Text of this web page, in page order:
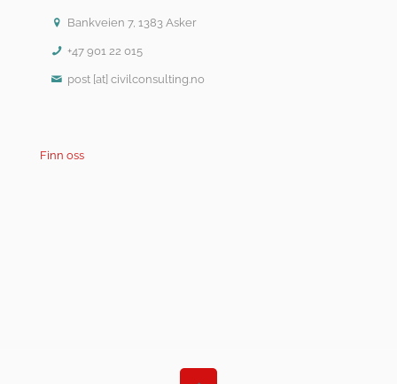
Bankveien 7, 1383 Asker
+47 901 22 015
post [at] civilconsulting.no
Finn oss